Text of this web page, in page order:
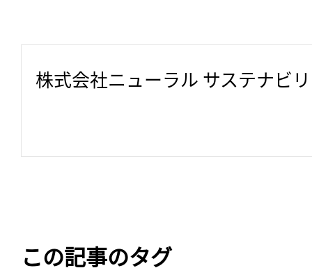
株式会社ニューラル サステナビ
この記事のタグ